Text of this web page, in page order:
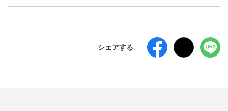
シェアする